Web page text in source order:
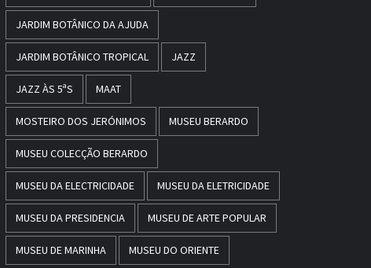
JARDIM BOTÂNICO DA AJUDA
JARDIM BOTÂNICO TROPICAL JAZZ
JAZZ ÀS 5ªS MAAT
MOSTEIRO DOS JERÓNIMOS MUSEU BERARDO
MUSEU COLECÇÃO BERARDO
MUSEU DA ELECTRICIDADE MUSEU DA ELETRICIDADE
MUSEU DA PRESIDENCIA MUSEU DE ARTE POPULAR
MUSEU DE MARINHA MUSEU DO ORIENTE